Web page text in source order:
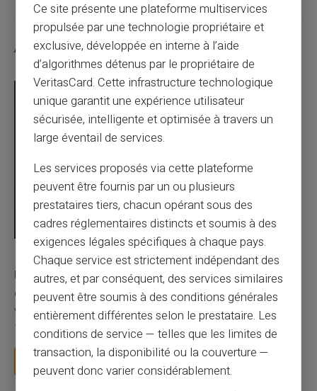
Articles similaires
03/08/2026 Veritas Carte prépayée
Une carte bancaire gratuite sans compte, ça
existe ?
Vous avez tapé cette recherche parce que votre banque vous
facture 50 € par an pour une carte que vo...
Ce site présente une plateforme multiservices
propulsée par une technologie propriétaire et
exclusive, développée en interne à l’aide
d’algorithmes détenus par le propriétaire de
VeritasCard. Cette infrastructure technologique
unique garantit une expérience utilisateur
sécurisée, intelligente et optimisée à travers un
large éventail de services.
Les services proposés via cette plateforme
peuvent être fournis par un ou plusieurs
prestataires tiers, chacun opérant sous des
cadres réglementaires distincts et soumis à des
exigences légales spécifiques à chaque pays.
Chaque service est strictement indépendant des
autres, et par conséquent, des services similaires
peuvent être soumis à des conditions générales
entièrement différentes selon le prestataire. Les
conditions de service — telles que les limites de
transaction, la disponibilité ou la couverture —
peuvent donc varier considérablement.